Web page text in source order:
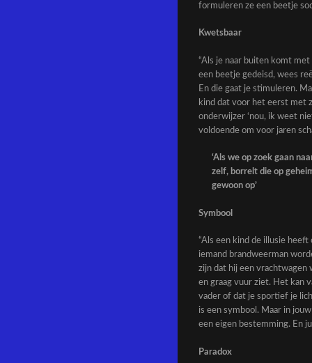
formuleren ze een beetje
Kwetsbaar
“Als je naar buiten komt
een beetje gedeisd, wees
En die gaat je stimuleren.
kind dat voor het eerst met
onderwijzer ‘nou, ik weet
voldoende om voor jaren
‘Als we op zoek gaan
zelf, borrelt die op
gewoon op’
Symbool
“Als een kind de illusie
iemand brandweerman
zijn dat hij een vrachtwagen
en graag vuur ziet. Het kan
vader of dat je sportief je
is een symbool. Maar in
een eigen bestemming. En
Paradox